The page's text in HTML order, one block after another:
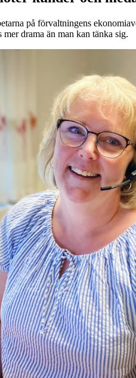
på förvaltningens
drama än man kan tänka sig.